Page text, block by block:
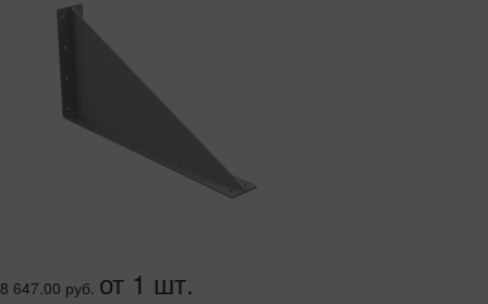
8 647.00 руб. от 1 шт.